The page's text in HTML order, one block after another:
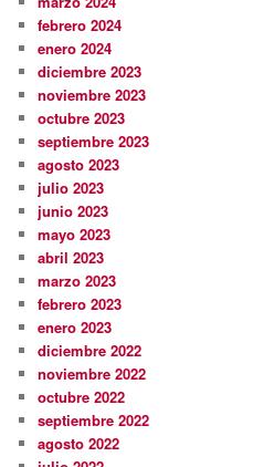
febrero 2024
enero 2024
diciembre 2023
noviembre 2023
octubre 2023
septiembre 2023
agosto 2023
julio 2023
junio 2023
mayo 2023
abril 2023
marzo 2023
febrero 2023
enero 2023
diciembre 2022
noviembre 2022
octubre 2022
septiembre 2022
agosto 2022